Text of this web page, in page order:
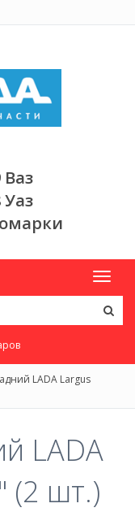
Ваз
Уаз
LADA Largus
LADA
(2 шт.)